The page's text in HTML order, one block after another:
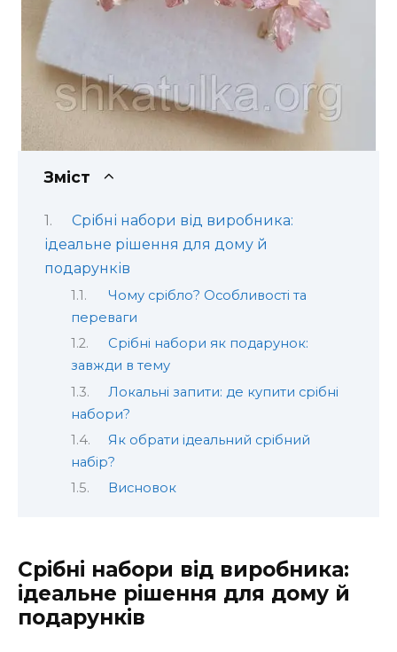
Зміст
Срібні набори від виробника:
ідеальне рішення для дому й
подарунків
Чому срібло? Особливості та
переваги
Срібні набори як подарунок:
завжди в тему
Локальні запити: де купити срібні
набори?
Як обрати ідеальний срібний
набір?
Висновок
Срібні набори від виробника:
ідеальне рішення для дому й
подарунків